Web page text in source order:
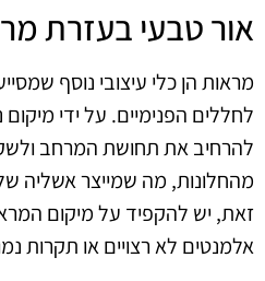
אור טבעי בעזרת
מראות הן כלי עיצובי נוסף
לחללים הפנימיים. על ידי מיקום
להרחיב את תחושת המרחב
מהחלונות, מה שמייצר אשליה
זאת, יש להקפיד על מיקום
אלמנטים לא רצויים או תקרות